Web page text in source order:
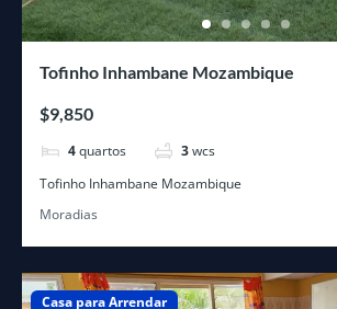
Tofinho Inhambane Mozambique
$9,850
4 quartos 3 wcs
Tofinho Inhambane Mozambique
Moradias
Casa para Arrendar